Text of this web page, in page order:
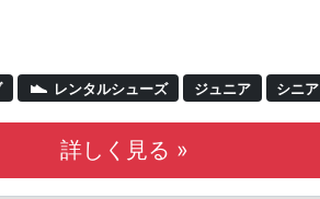
レンタルシューズ ジュニア シニア
詳しく見る »